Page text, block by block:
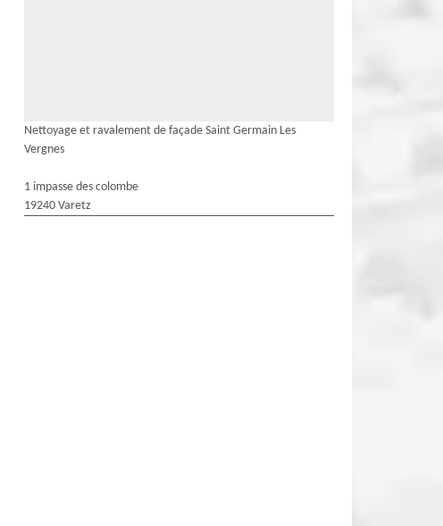
Nettoyage et ravalement de façade Saint Germain Les
Vergnes
1 impasse des colombe
19240 Varetz